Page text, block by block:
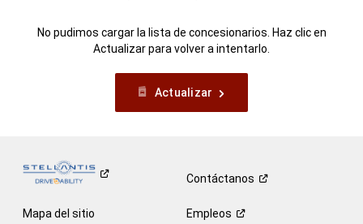
No pudimos cargar la lista de concesionarios. Haz clic en
Actualizar para volver a intentarlo.
Actualizar
Contáctanos
Mapa del sitio Empleos